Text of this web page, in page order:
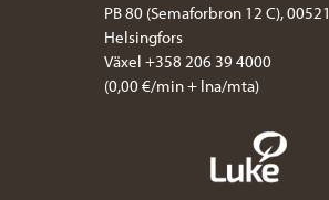
PB 80 (Semaforbron 12 C), 00521
Helsingfors
Växel +358 206 39 4000
(0,00 €/min + lna/mta)